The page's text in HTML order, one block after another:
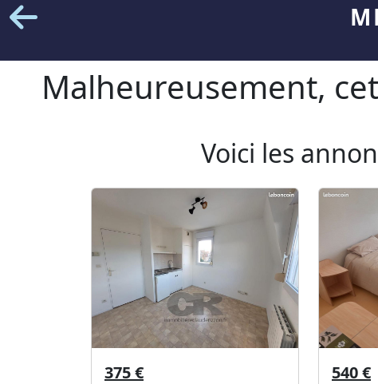
Malheureusement,
Voici les
375 € 540 €